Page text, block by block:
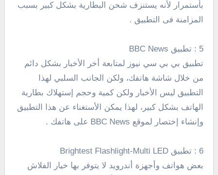
بأستمرار لأنه يستنزف شحن البطارية بشكل كبير بسبب
المزامنة فى التطبيق .
5 : تطبيق BBC News
تطبيق بي بي سي نيوز لمتابعة أخر الأخبار بشكل دائم
من خلال شاشة هاتفك، ولكن الجانب السلبي لهذا
التطبيق ليس الأخبار ولكن كمية وحجم إستهلاك بطارية
الهاتف بشكل كبير، لهذا يمكن الأستغناء عن هذا التطبيق
وإنشاء إختصار لموقع BBC News على هاتفك .
6 : تطبيق Brightest Flashlight-Multi LED
بعض هواتف وأجهزة أندرويد لا يتوفر بها خيار الفلاش